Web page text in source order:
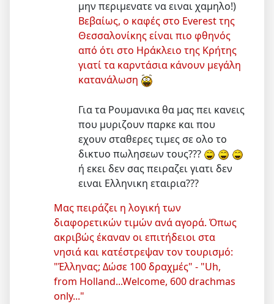
μην περιμενατε να ειναι χαμηλο!)
Βεβαίως, ο καφές στο Everest της
Θεσσαλονίκης είναι πιο φθηνός
από ότι στο Ηράκλειο της Κρήτης
γιατί τα καρντάσια κάνουν μεγάλη
κατανάλωση
Για τα Ρουμανικα θα μας πει κανεις
που μυριζουν παρκε και που
εχουν σταθερες τιμες σε ολο το
δικτυο πωλησεων τους???
ή εκει δεν σας πειραζει γιατι δεν
ειναι Ελληνικη εταιρια???
Μας πειράζει η λογική των
διαφορετικών τιμών ανά αγορά. Όπως
ακριβώς έκαναν οι επιτήδειοι στα
νησιά και κατέστρεψαν τον τουρισμό:
"Έλληνας; Δώσε 100 δραχμές" - "Uh,
from Holland...Welcome, 600 drachmas
only..."